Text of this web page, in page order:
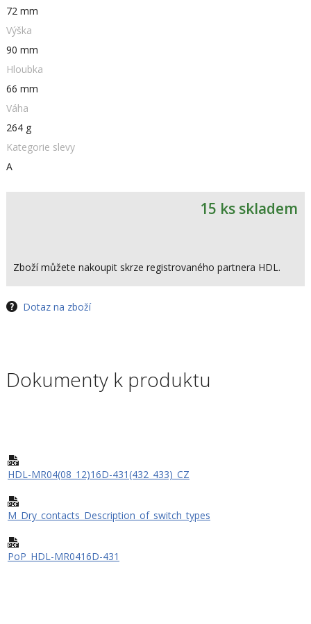
72 mm
Výška
90 mm
Hloubka
66 mm
Váha
264 g
Kategorie slevy
A
15 ks skladem
Zboží můžete nakoupit skrze registrovaného partnera HDL.
Dotaz na zboží
Dokumenty k produktu
HDL-MR04(08_12)16D-431(432_433)_CZ
M_Dry_contacts_Description_of_switch_types
PoP_HDL-MR0416D-431